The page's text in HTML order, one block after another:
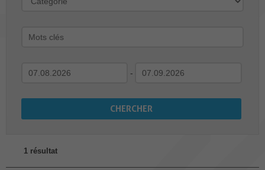
-
1 résultat